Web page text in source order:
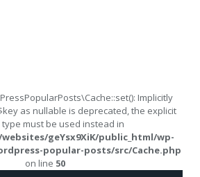
Implicitly
as nullable is deprecated, the explicit
must be used instead in
websites/geYsx9XiK/public_html/wp-
popular-posts/src/Cache.php
on line 50